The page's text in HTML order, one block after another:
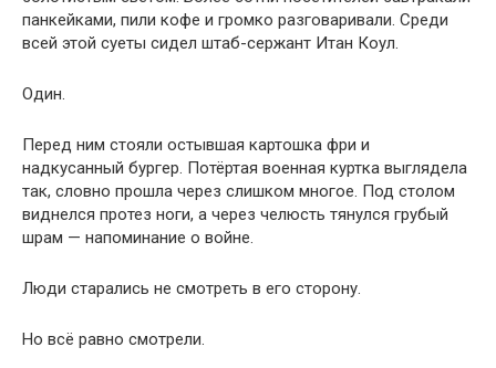
панкейками, пили кофе и громко разговаривали. Среди
всей этой суеты сидел штаб-сержант Итан Коул.
Один.
Перед ним стояли остывшая картошка фри и
надкусанный бургер. Потёртая военная куртка выглядела
так, словно прошла через слишком многое. Под столом
виднелся протез ноги, а через челюсть тянулся грубый
шрам — напоминание о войне.
Люди старались не смотреть в его сторону.
Но всё равно смотрели.